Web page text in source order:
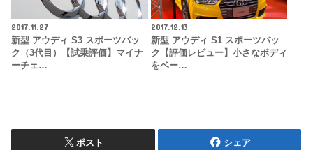
2017.11.27
新型 アウディ S3 スポーツバッ
ク（3代目）【試乗評価】マイナ
ーチェ…
2017.12.13
新型 アウディ S1 スポーツバッ
ク【評価レビュー】小さなボディ
をベー…
ポスト シェア